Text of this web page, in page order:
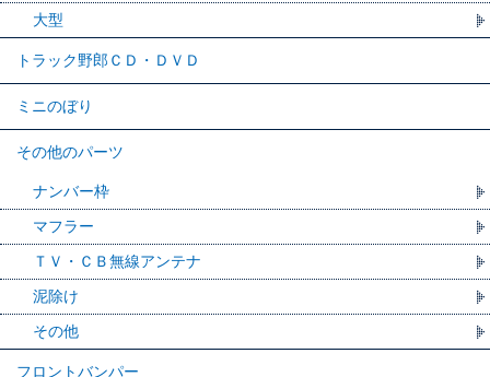
大型
トラック野郎ＣＤ・ＤＶＤ
ミニのぼり
その他のパーツ
ナンバー枠
マフラー
ＴＶ・ＣＢ無線アンテナ
泥除け
その他
フロントバンパー